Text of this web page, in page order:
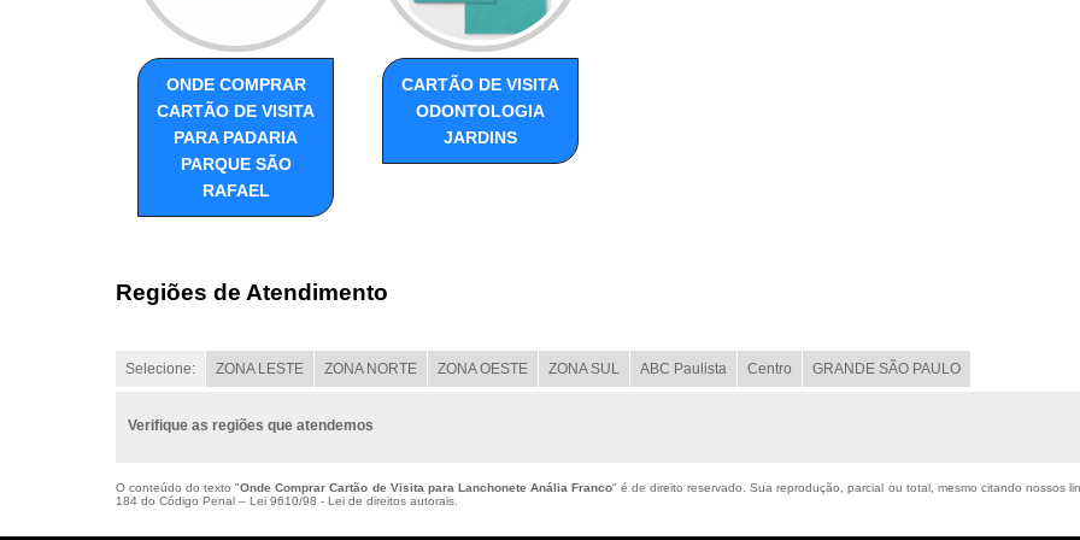
ONDE COMPRAR
CARTÃO DE VISITA
PARA PADARIA
PARQUE SÃO
RAFAEL
CARTÃO DE VISITA
ODONTOLOGIA
JARDINS
Regiões de Atendimento
Selecione: ZONA LESTE ZONA NORTE ZONA OESTE ZONA SUL ABC Paulista Centro GRANDE SÃO PAULO
Verifique as regiões que atendemos
O conteúdo do texto "Onde Comprar Cartão de Visita para Lanchonete Anália Franco" é de direito reservado. Sua reprodução, parcial ou total, mesmo citando nossos
184 do Código Penal – Lei 9610/98 - Lei de direitos autorais